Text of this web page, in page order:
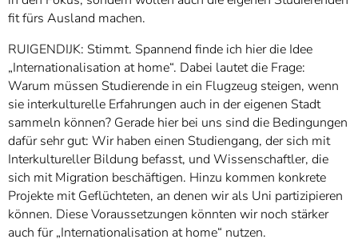
fit fürs Ausland machen.
RUIGENDIJK: Stimmt. Spannend finde ich hier die Idee
„Internationalisation at home“. Dabei lautet die Frage:
Warum müssen Studierende in ein Flugzeug steigen, wenn
sie interkulturelle Erfahrungen auch in der eigenen Stadt
sammeln können? Gerade hier bei uns sind die Bedingungen
dafür sehr gut: Wir haben einen Studiengang, der sich mit
Interkultureller Bildung befasst, und Wissenschaftler, die
sich mit Migration beschäftigen. Hinzu kommen konkrete
Projekte mit Geflüchteten, an denen wir als Uni partizipieren
können. Diese Voraussetzungen könnten wir noch stärker
auch für „Internationalisation at home“ nutzen.